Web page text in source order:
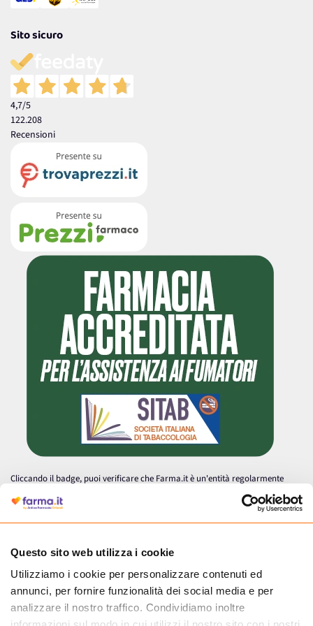
Questo sito web utilizza i cookie
Utilizziamo i cookie per personalizzare contenuti ed
annunci, per fornire funzionalità dei social media e per
analizzare il nostro traffico. Condividiamo inoltre
Sito sicuro
4,7/5
122.208
Recensioni
Cliccando il badge, puoi verificare che Farma.it è un'entità regolarmente
autorizzata dal Ministero della Salute a effettuare la vendita online di
medicinali.